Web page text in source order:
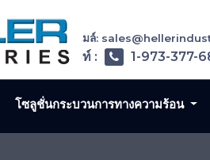
อีเมล์:
โทรศัพท์ : 1-973-377-
โซลูชั่นกระบวนการทางความร้อน